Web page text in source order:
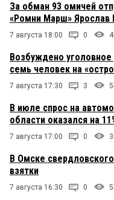
За обман 93 омичей
«Ромни Марш»
7 августа 18:00 0
Возбуждено
семь человек на
7 августа 17:30 3
В июле спрос на
области оказался на
7 августа 17:00 0
В Омске
взятки
7 августа 16:30 0